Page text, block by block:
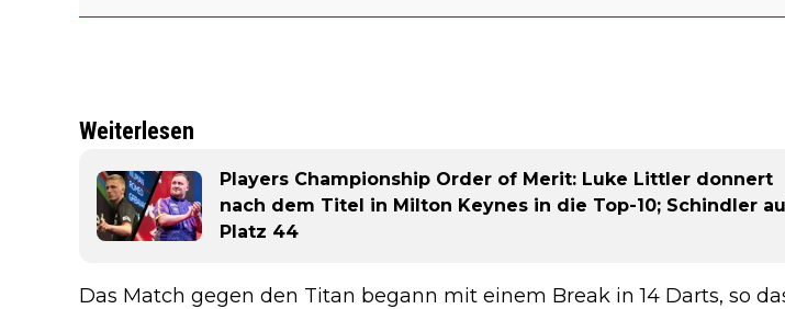
Weiterlesen
Players Championship Order of Merit: Luke Littler donnert
nach dem Titel in Milton Keynes in die Top-10; Schindler
Platz 44
Das Match gegen den Titan begann mit einem Break in 14 Darts, so